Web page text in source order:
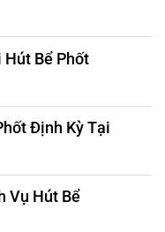
Hút Bể Phốt
Định Kỳ Tại
Vụ Hút Bể